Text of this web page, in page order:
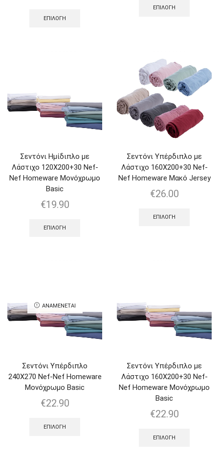
ΕΠΙΛΟΓΉ
ΕΠΙΛΟΓΉ
Σεντόνι Ημίδιπλο με
Λάστιχο 120Χ200+30 Nef-
Nef Homeware Μονόχρωμο
Basic
€19.90
ΕΠΙΛΟΓΉ
Σεντόνι Υπέρδιπλο με
Λάστιχο 160Χ200+30 Nef-
Nef Homeware Μακό Jersey
€26.00
ΕΠΙΛΟΓΉ
ΑΝΑΜΈΝΕΤΑΙ
Σεντόνι Υπέρδιπλο
240Χ270 Nef-Nef Homeware
Μονόχρωμο Basic
€22.90
ΕΠΙΛΟΓΉ
Σεντόνι Υπέρδιπλο με
Λάστιχο 160Χ200+30 Nef-
Nef Homeware Μονόχρωμο
Basic
€22.90
ΕΠΙΛΟΓΉ